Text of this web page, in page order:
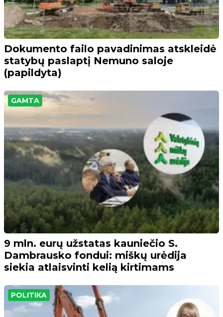
Dokumento failo pavadinimas atskleidė
statybų paslaptį Nemuno saloje
(papildyta)
GAMTA
9 mln. eurų užstatas kauniečio S.
Dambrausko fondui: miškų urėdija
siekia atlaisvinti kelią kirtimams
POLITIKA